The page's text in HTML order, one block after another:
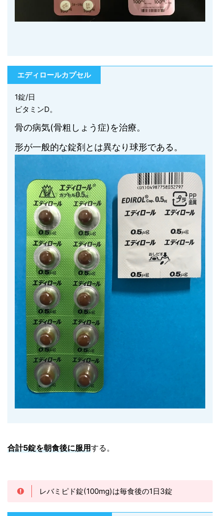
エディロールカプセル
1錠/日
ビタミンD。
骨の病気(骨粗しょう症)を治療。
形が一般的な錠剤とは異なり球形である。
合計5錠を朝食後に服用する。
レバミピド錠(100mg)は毎食後の1日3錠